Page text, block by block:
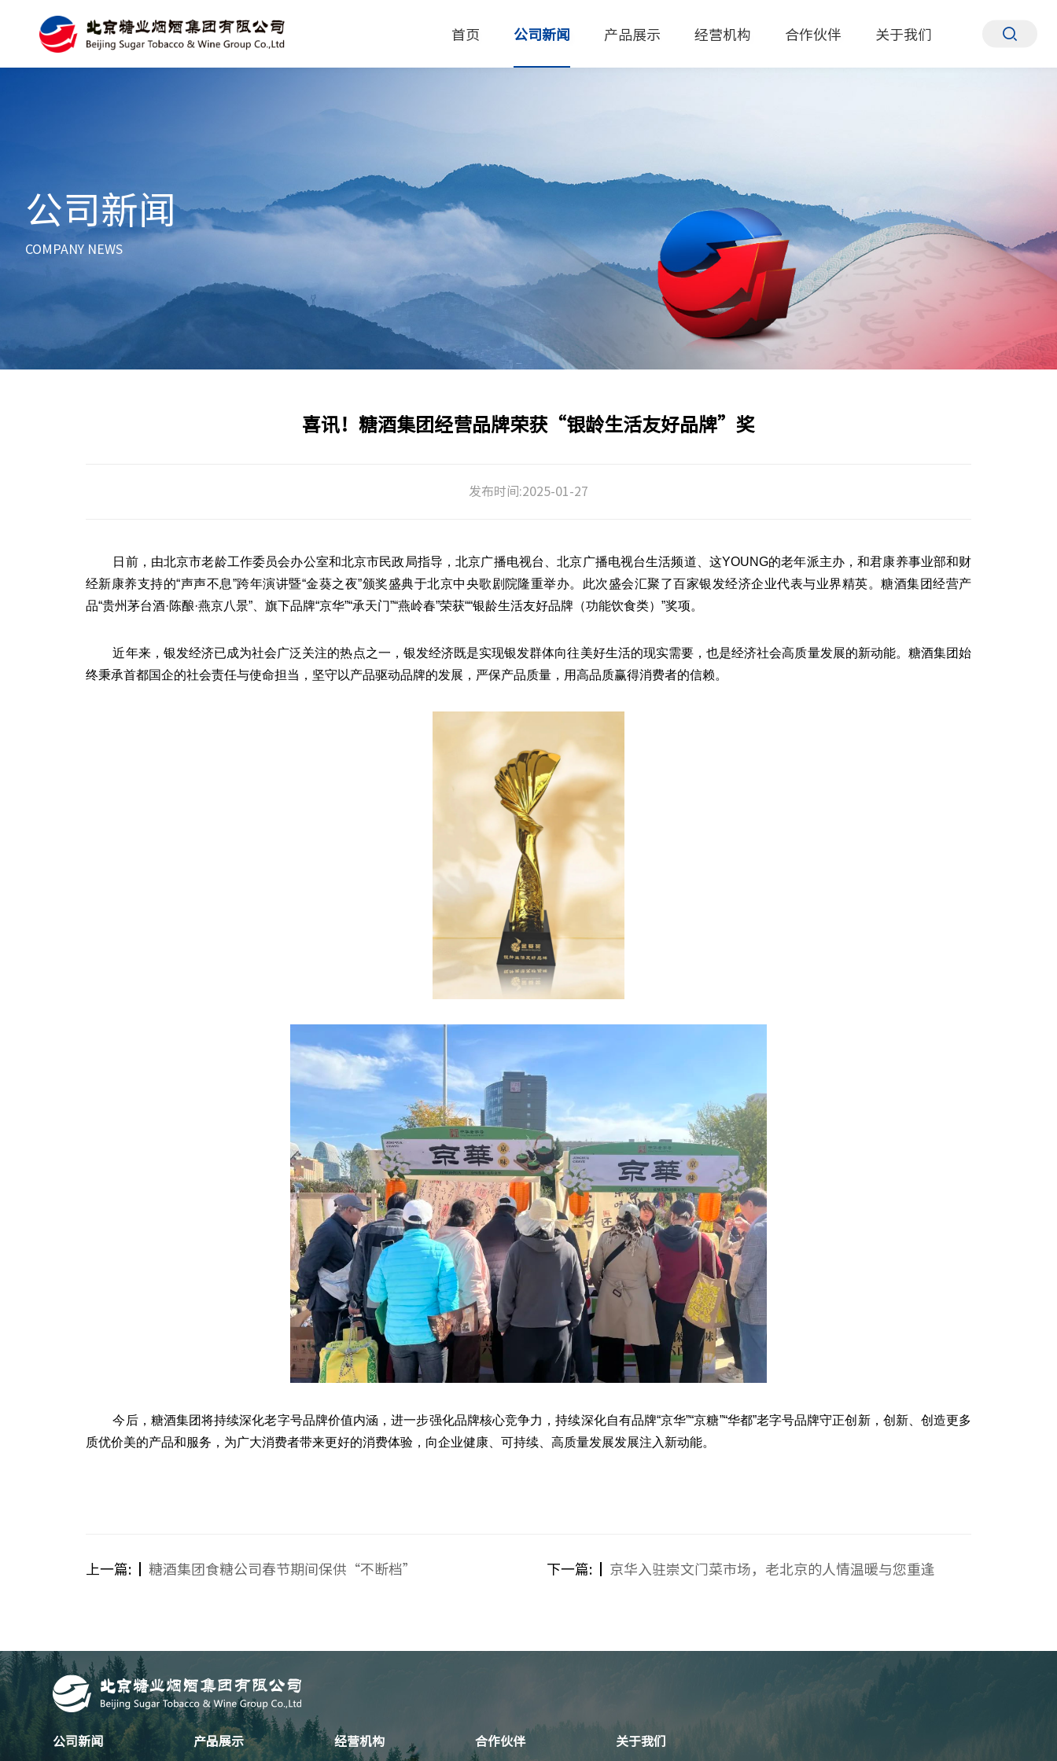
首页 公司新闻 产品展示 经营机构 合作伙伴 关于我们
公司新闻
COMPANY NEWS
喜讯！糖酒集团经营品牌荣获“银龄生活友好品牌”奖
发布时间:2025-01-27
日前，由北京市老龄工作委员会办公室和北京市民政局指导，北京广播电视台、北京广播电视台生活频道、这YOUNG的老年派主办，和君康养事业部和财
经新康养支持的“声声不息”跨年演讲暨“金葵之夜”颁奖盛典于北京中央歌剧院隆重举办。此次盛会汇聚了百家银发经济企业代表与业界精英。糖酒集团经营产
品“贵州茅台酒·陈酿·燕京八景”、旗下品牌“京华”“承天门”“燕岭春”荣获““银龄生活友好品牌（功能饮食类）”奖项。
近年来，银发经济已成为社会广泛关注的热点之一，银发经济既是实现银发群体向往美好生活的现实需要，也是经济社会高质量发展的新动能。糖酒集团始
终秉承首都国企的社会责任与使命担当，坚守以产品驱动品牌的发展，严保产品质量，用高品质赢得消费者的信赖。
今后，糖酒集团将持续深化老字号品牌价值内涵，进一步强化品牌核心竞争力，持续深化自有品牌“京华”“京糖”“华都”老字号品牌守正创新，创新、创造更多
质优价美的产品和服务，为广大消费者带来更好的消费体验，向企业健康、可持续、高质量发展发展注入新动能。
上一篇: 糖酒集团食糖公司春节期间保供“不断档” 下一篇: 京华入驻崇文门菜市场，老北京的人情温暖与您重逢
公司新闻 产品展示 经营机构 合作伙伴 关于我们